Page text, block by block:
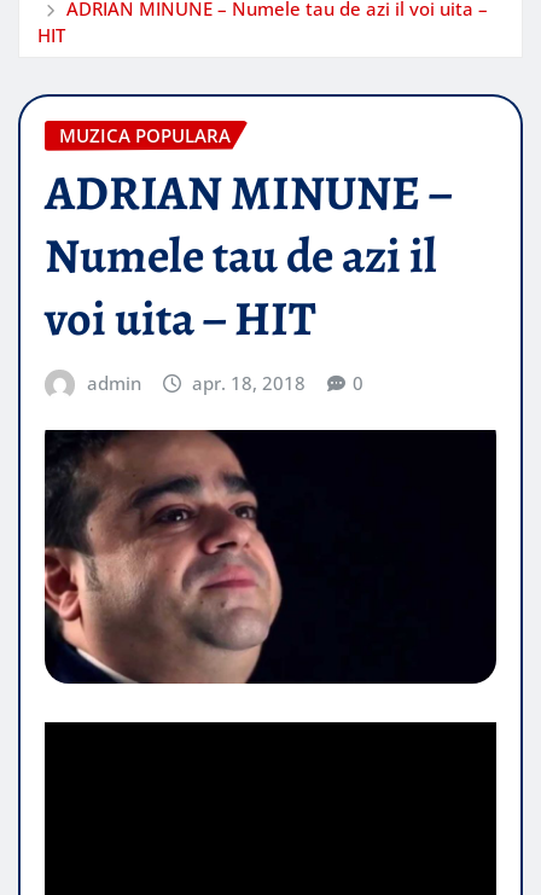
ADRIAN MINUNE – Numele tau de azi il voi uita –
HIT
MUZICA POPULARA
ADRIAN MINUNE –
Numele tau de azi il
voi uita – HIT
admin apr. 18, 2018 0